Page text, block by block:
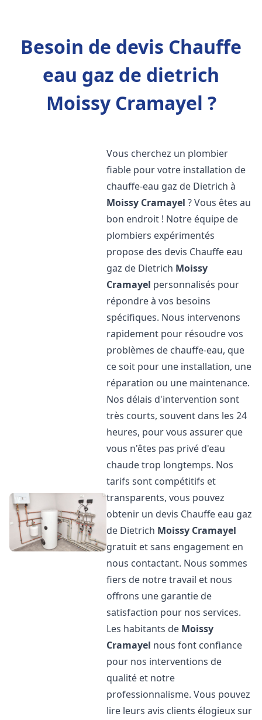
Besoin de devis Chauffe
eau gaz de dietrich
Moissy Cramayel ?
Vous cherchez un plombier
fiable pour votre installation de
chauffe-eau gaz de Dietrich à
Moissy Cramayel ? Vous êtes au
bon endroit ! Notre équipe de
plombiers expérimentés
propose des devis Chauffe eau
gaz de Dietrich Moissy
Cramayel personnalisés pour
répondre à vos besoins
spécifiques. Nous intervenons
rapidement pour résoudre vos
problèmes de chauffe-eau, que
ce soit pour une installation, une
réparation ou une maintenance.
Nos délais d'intervention sont
très courts, souvent dans les 24
heures, pour vous assurer que
vous n'êtes pas privé d'eau
chaude trop longtemps. Nos
tarifs sont compétitifs et
transparents, vous pouvez
obtenir un devis Chauffe eau gaz
de Dietrich Moissy Cramayel
gratuit et sans engagement en
nous contactant. Nous sommes
fiers de notre travail et nous
offrons une garantie de
satisfaction pour nos services.
Les habitants de Moissy
Cramayel nous font confiance
pour nos interventions de
qualité et notre
professionnalisme. Vous pouvez
lire leurs avis clients élogieux sur